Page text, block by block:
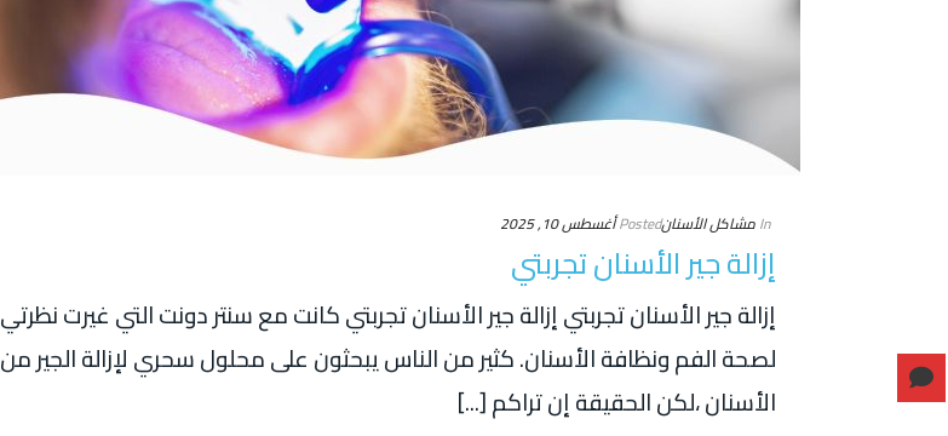
Inمشاكل الأسنانPostedأغسطس 10, 2025
إزالة جير الأسنان تجربتي
إزالة جير الأسنان تجربتي إزالة جير الأسنان تجربتي كانت مع سنتر دونت التي غيرت نظرتي
لصحة الفم ونظافة الأسنان. كثير من الناس يبحثون على محلول سحري لإزالة الجير من
الأسنان ،لكن الحقيقة إن تراكم [...]